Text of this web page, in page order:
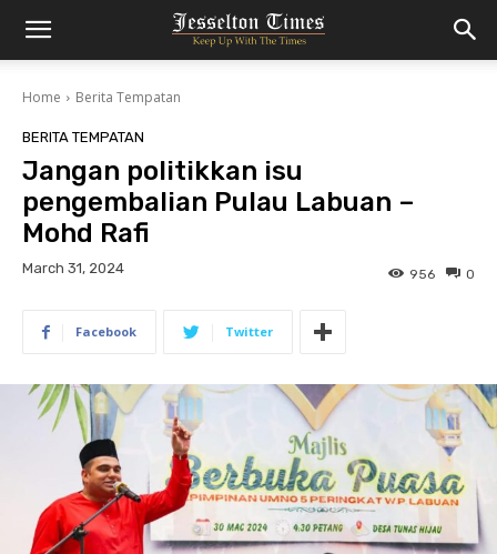
Home Berita Tempatan
BERITA TEMPATAN
Jangan politikkan isu
pengembalian Pulau Labuan –
Mohd Rafi
March 31, 2024 0
956
Facebook Twitter